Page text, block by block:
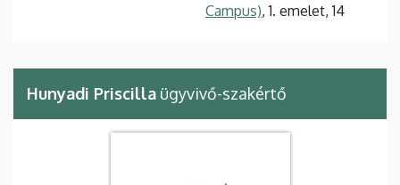
Campus), 1. emelet, 14
Hunyadi Priscilla ügyvivő-szakértő